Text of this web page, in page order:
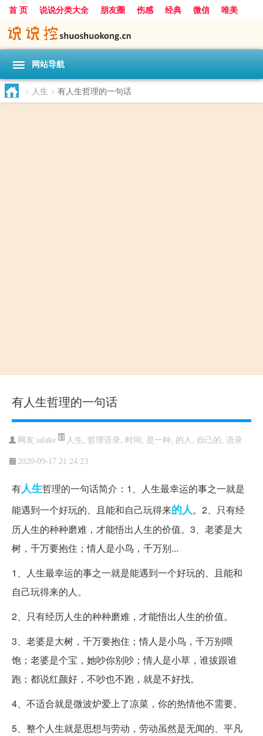
首 页 说说分类大全 朋友圈 伤感 经典 微信
唯美
励志
爱情 搞笑
网站导航
> 人生 > 有人生哲理的一句话
有人生哲理的一句话
网友:sslake 人生, 哲理语录, 时间, 是一种, 的人 , 自己的, 语录
2020-09-17 21:24:23
有人生哲理的一句话简介：1、人生最幸运的事之一就是
能遇到一个好玩的、且能和自己玩得来的人。2、只有经
历人生的种种磨难，才能悟出人生的价值。3、老婆是大
树，千万要抱住；情人是小鸟，千万别...
1、人生最幸运的事之一就是能遇到一个好玩的、且能和
自己玩得来的人。
2、只有经历人生的种种磨难，才能悟出人生的价值。
3、老婆是大树，千万要抱住；情人是小鸟，千万别喂
饱；老婆是个宝，她吵你别吵；情人是小草，谁拔跟谁
跑；都说红颜好，不吵也不跑，就是不好找。
4、不适合就是微波炉爱上了凉菜，你的热情他不需要。
5、整个人生就是思想与劳动，劳动虽然是无闻的、平凡